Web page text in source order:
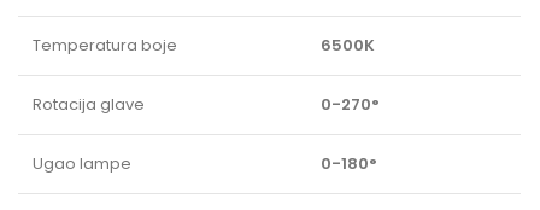
Temperatura boje 6500K
Rotacija glave 0-270°
Ugao lampe 0-180°